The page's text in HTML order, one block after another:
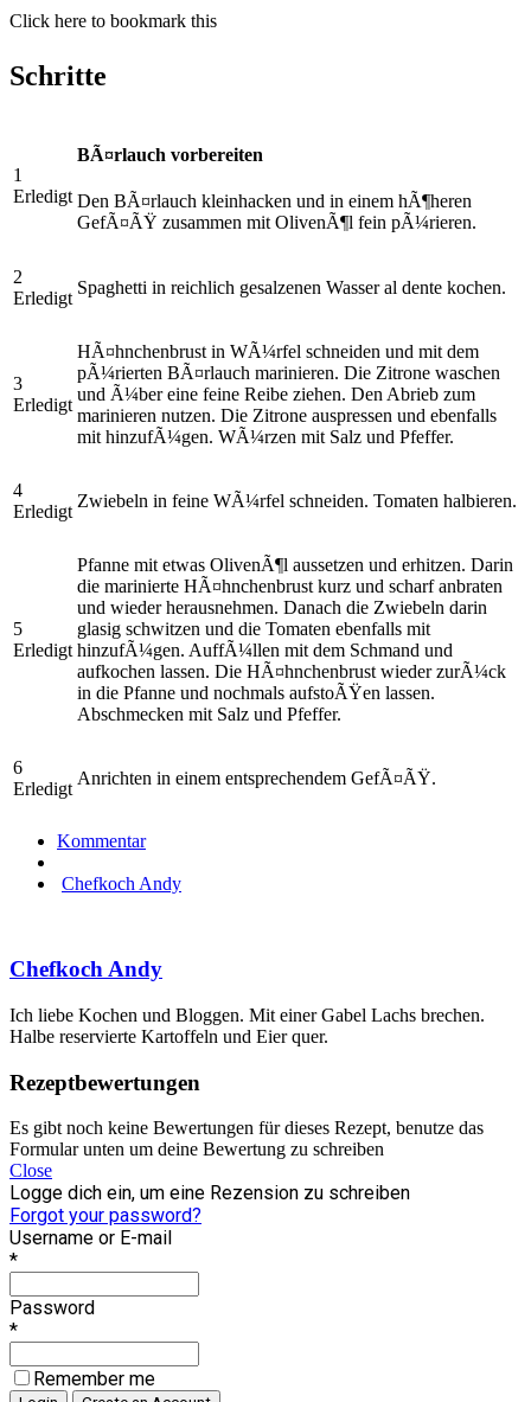
Click here to bookmark this
Schritte
1
Erledigt
BÃ¤rlauch vorbereiten
Den BÃ¤rlauch kleinhacken und in einem hÃ¶heren
GefÃ¤ÃŸ zusammen mit OlivenÃ¶l fein pÃ¼rieren.
2
Erledigt
Spaghetti in reichlich gesalzenen Wasser al dente kochen.
3
Erledigt
HÃ¤hnchenbrust in WÃ¼rfel schneiden und mit dem
pÃ¼rierten BÃ¤rlauch marinieren. Die Zitrone waschen
und Ã¼ber eine feine Reibe ziehen. Den Abrieb zum
marinieren nutzen. Die Zitrone auspressen und ebenfalls
mit hinzufÃ¼gen. WÃ¼rzen mit Salz und Pfeffer.
4
Erledigt
Zwiebeln in feine WÃ¼rfel schneiden. Tomaten halbieren.
5
Erledigt
Pfanne mit etwas OlivenÃ¶l aussetzen und erhitzen. Darin
die marinierte HÃ¤hnchenbrust kurz und scharf anbraten
und wieder herausnehmen. Danach die Zwiebeln darin
glasig schwitzen und die Tomaten ebenfalls mit
hinzufÃ¼gen. AuffÃ¼llen mit dem Schmand und
aufkochen lassen. Die HÃ¤hnchenbrust wieder zurÃ¼ck
in die Pfanne und nochmals aufstoÃŸen lassen.
Abschmecken mit Salz und Pfeffer.
6
Erledigt
Anrichten in einem entsprechendem GefÃ¤ÃŸ.
Kommentar
Chefkoch Andy
Chefkoch Andy
Ich liebe Kochen und Bloggen. Mit einer Gabel Lachs brechen.
Halbe reservierte Kartoffeln und Eier quer.
Rezeptbewertungen
Es gibt noch keine Bewertungen für dieses Rezept, benutze das
Formular unten um deine Bewertung zu schreiben
Close
Logge dich ein, um eine Rezension zu schreiben
Forgot your password?
Username or E-mail
*
Password
*
Remember me